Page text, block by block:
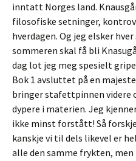
inntatt Norges land.
filosofiske setninger,
hverdagen. Og jeg elsker
sommeren skal få bli
dag lot jeg meg spesielt
Bok 1 avsluttet på en
bringer stafettpinnen videre
dypere i materien. Jeg
ikke minst forstått! Så
kanskje vi til dels likevel er
alle den samme frykten,